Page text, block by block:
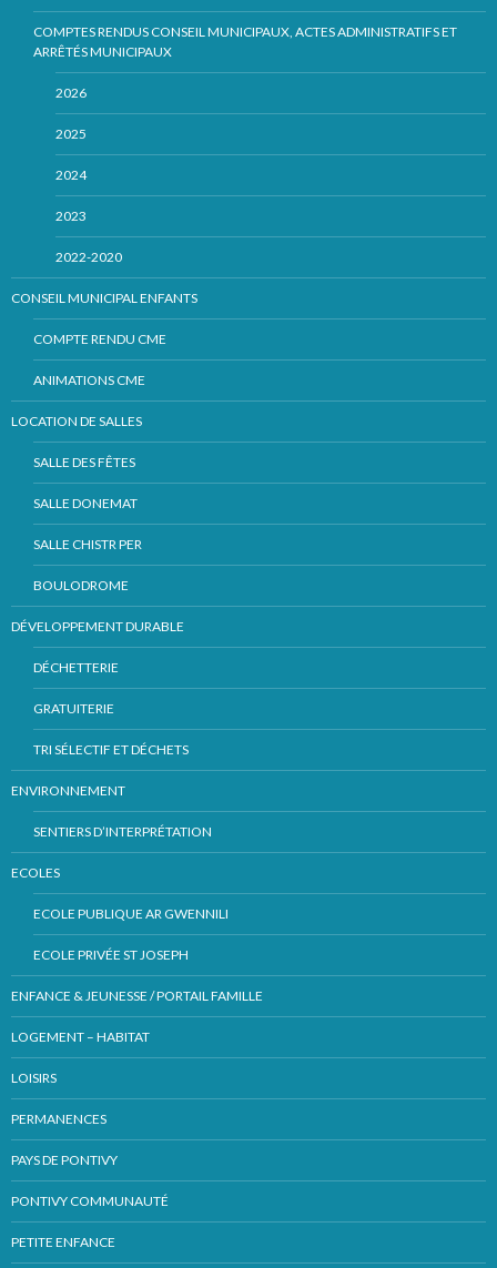
COMPTES RENDUS CONSEIL MUNICIPAUX, ACTES ADMINISTRATIFS ET
ARRÊTÉS MUNICIPAUX
2026
2025
2024
2023
2022-2020
CONSEIL MUNICIPAL ENFANTS
COMPTE RENDU CME
ANIMATIONS CME
LOCATION DE SALLES
SALLE DES FÊTES
SALLE DONEMAT
SALLE CHISTR PER
BOULODROME
DÉVELOPPEMENT DURABLE
DÉCHETTERIE
GRATUITERIE
TRI SÉLECTIF ET DÉCHETS
ENVIRONNEMENT
SENTIERS D’INTERPRÉTATION
ECOLES
ECOLE PUBLIQUE AR GWENNILI
ECOLE PRIVÉE ST JOSEPH
ENFANCE & JEUNESSE / PORTAIL FAMILLE
LOGEMENT – HABITAT
LOISIRS
PERMANENCES
PAYS DE PONTIVY
PONTIVY COMMUNAUTÉ
PETITE ENFANCE